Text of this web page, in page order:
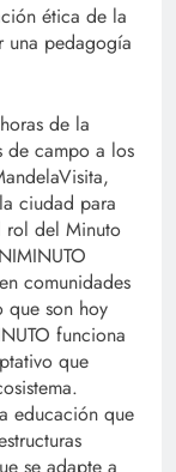
ética de la
una pedagogía
de la
de campo a los
ciudad para
rol del Minuto
comunidades
que son hoy
funciona
que
educación que
se adapte a